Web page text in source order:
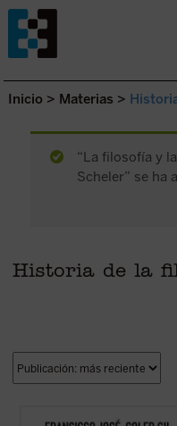
Saltar al contenido.
Inicio > Materias >
“La filosofía y
Scheler” se ha
Historia de la
En este breve ensayo sobre la muerte,